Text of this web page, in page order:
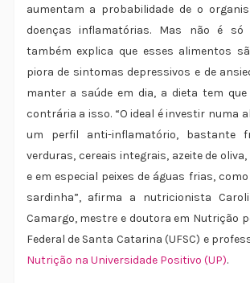
aumentam a probabilidade de o
doenças inflamatórias. Mas não é só
também explica que esses alimentos
piora de sintomas depressivos e de
manter a saúde em dia, a dieta tem
contrária a isso. “O ideal é investir numa
um perfil anti-inflamatório, bastante
verduras, cereais integrais, azeite de
e em especial peixes de águas frias,
sardinha”, afirma a nutricionista
Camargo, mestre e doutora em Nutrição
Federal de Santa Catarina (UFSC) e
Nutrição na Universidade Positivo (UP).